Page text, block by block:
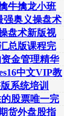
牛擒龙小班
强奥义操盘术
盘术新版视
总版课程完
金管理精华
中文VIP教
系统培训
股票唯一完
货外盘股指